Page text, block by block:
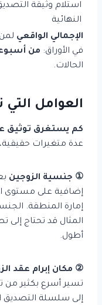
استلام وثيقة
النهائية
الإجمالي الواقعي
في الأوراق: من
الحالات.
العوامل
كم يستغرق توثيق
عدة متغيرات حقيقية،
① جنسية الزوجين
إضافية على مستوى
إمارة المنطقة.
المثال قد تحتاج إلى
أطول.
② مكان إبرام عقد
تسير أسرع بكثير من
إلى سلسلة التصديق